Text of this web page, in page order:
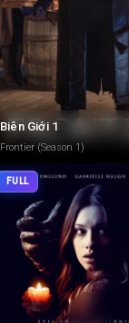
Biên Giới 1
Frontier (Season 1)
FULL